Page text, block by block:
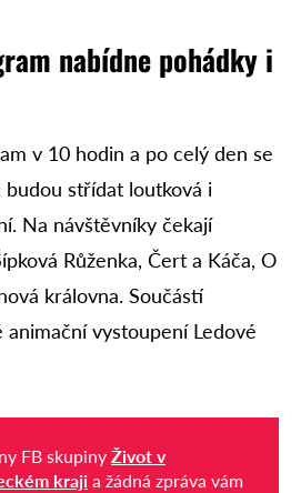
nabídne pohádky i
v 10 hodin a po celý den se
budou střídat loutková i
Na návštěvníky čekají
Růženka, Čert a Káča, O
královna. Součástí
vystoupení Ledové
FB skupiny Život v
kraji a žádná zpráva vám